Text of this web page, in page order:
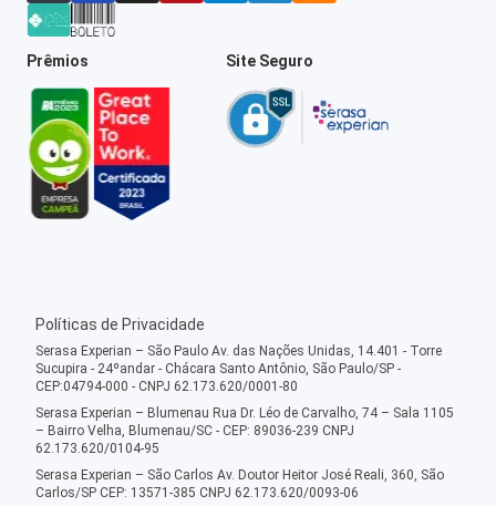
Prêmios Site Seguro
Políticas de Privacidade
Serasa Experian – São Paulo Av. das Nações Unidas, 14.401 - Torre
Sucupira - 24ºandar - Chácara Santo Antônio, São Paulo/SP -
CEP:04794-000 - CNPJ 62.173.620/0001-80
Serasa Experian – Blumenau Rua Dr. Léo de Carvalho, 74 – Sala 1105
– Bairro Velha, Blumenau/SC - CEP: 89036-239 CNPJ
62.173.620/0104-95
Serasa Experian – São Carlos Av. Doutor Heitor José Reali, 360, São
Carlos/SP CEP: 13571-385 CNPJ 62.173.620/0093-06